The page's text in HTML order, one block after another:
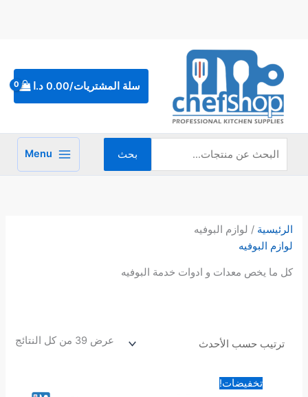
سلة المشتريات/0.00 د.ا
عن:
بحث Menu
الرئيسية / لوازم البوفيه
لوازم البوفيه
كل ما يخص معدات و ادوات خدمة البوفيه
عرض ⁦39⁩ من كل النتائج
تخفيضات!